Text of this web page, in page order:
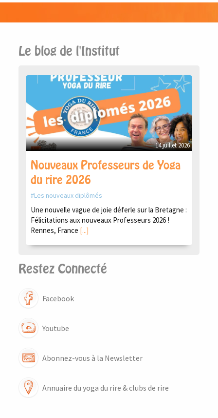
Le blog de l'Institut
14 juillet 2026
Nouveaux Professeurs de Yoga
du rire 2026
Les nouveaux diplômés
Une nouvelle vague de joie déferle sur la Bretagne :
Félicitations aux nouveaux Professeurs 2026 !
Rennes, France [...]
Restez Connecté
Facebook
Youtube
Abonnez-vous à la Newsletter
Annuaire du yoga du rire & clubs de rire